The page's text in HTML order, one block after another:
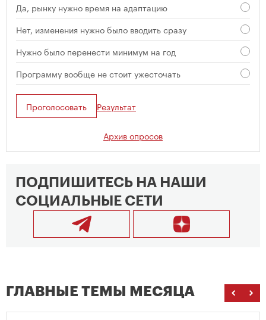
Да, рынку нужно время на адаптацию
Нет, изменения нужно было вводить сразу
Нужно было перенести минимум на год
Программу вообще не стоит ужесточать
Проголосовать Результат
Архив опросов
ПОДПИШИТЕСЬ НА НАШИ
СОЦИАЛЬНЫЕ СЕТИ
ГЛАВНЫЕ ТЕМЫ МЕСЯЦА